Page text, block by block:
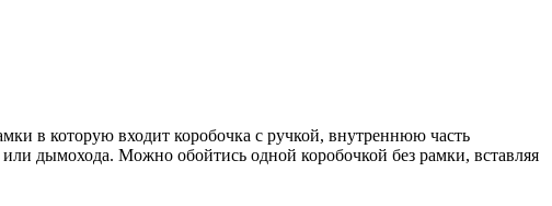
в которую входит коробочка с ручкой, внутреннюю часть
дымохода. Можно обойтись одной коробочкой без рамки, вставляя